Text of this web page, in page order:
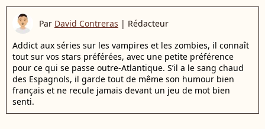
Par David Contreras | Rédacteur
Addict aux séries sur les vampires et les zombies, il connaît
tout sur vos stars préférées, avec une petite préférence
pour ce qui se passe outre-Atlantique. S’il a le sang chaud
des Espagnols, il garde tout de même son humour bien
français et ne recule jamais devant un jeu de mot bien
senti.